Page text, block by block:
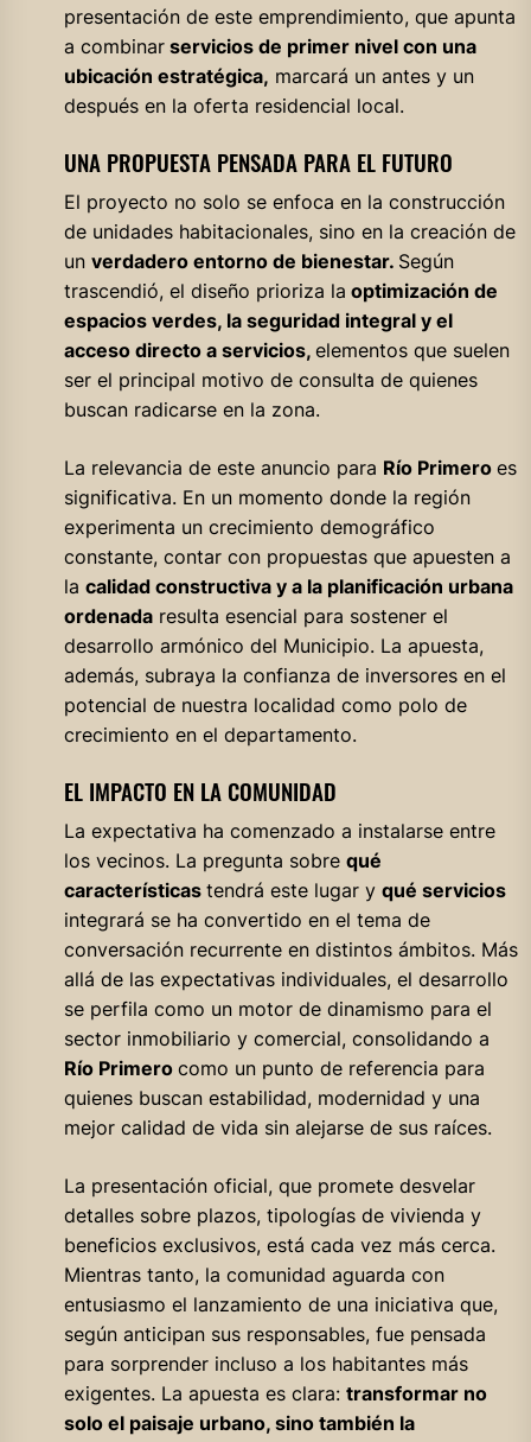
presentación de este emprendimiento, que apunta
a combinarservicios de primer nivel con una
ubicación estratégica, marcará un antes y un
después en la oferta residencial local.
UNA PROPUESTA PENSADA PARA EL FUTURO
El proyecto no solo se enfoca en la construcción
de unidades habitacionales, sino en la creación de
un verdadero entorno de bienestar. Según
trascendió, el diseño prioriza la optimización de
espacios verdes, la seguridad integral y el
acceso directo a servicios, elementos que suelen
ser el principal motivo de consulta de quienes
buscan radicarse en la zona.
La relevancia de este anuncio para Río Primero es
significativa. En un momento donde la región
experimenta un crecimiento demográfico
constante, contar con propuestas que apuesten a
la calidad constructiva y a la planificación urbana
ordenadaresulta esencial para sostener el
desarrollo armónico del Municipio. La apuesta,
además, subraya la confianza de inversores en el
potencial de nuestra localidad como polo de
crecimiento en el departamento.
EL IMPACTO EN LA COMUNIDAD
La expectativa ha comenzado a instalarse entre
los vecinos. La pregunta sobre qué
características tendrá este lugar y qué servicios
integrará se ha convertido en el tema de
conversación recurrente en distintos ámbitos. Más
allá de las expectativas individuales, el desarrollo
se perfila como un motor de dinamismo para el
sector inmobiliario y comercial, consolidando a
Río Primero como un punto de referencia para
quienes buscan estabilidad, modernidad y una
mejor calidad de vida sin alejarse de sus raíces.
La presentación oficial, que promete desvelar
detalles sobre plazos, tipologías de vivienda y
beneficios exclusivos, está cada vez más cerca.
Mientras tanto, la comunidad aguarda con
entusiasmo el lanzamiento de una iniciativa que,
según anticipan sus responsables, fue pensada
para sorprender incluso a los habitantes más
exigentes. La apuesta es clara: transformar no
solo el paisaje urbano, sino también la